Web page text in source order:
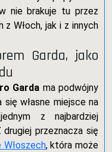
nie brakuje tu przez
Włoch, jak i z innych
Garda, jako
Garda ma podwójny
własne miejsce na
z najbardziej
przeznacza się
Włoszech, która może